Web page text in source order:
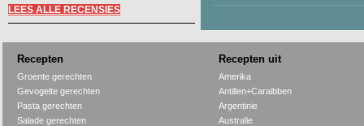
LEES ALLE RECENSIES
Recepten Recepten uit
Groente gerechten
Gevogelte gerechten
Pasta gerechten
Salade gerechten
Amerika
Antillen+Caraibben
Argentinie
Australie